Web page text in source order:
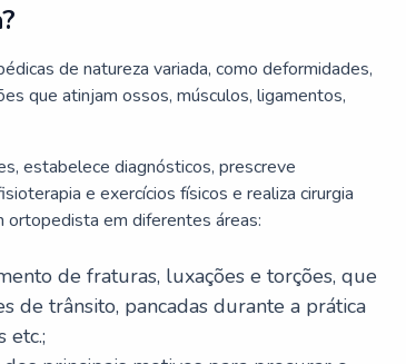
de natureza variada, como deformidades,
que atinjam ossos, músculos, ligamentos,
estabelece diagnósticos, prescreve
e exercícios físicos e realiza cirurgia
ortopedista em diferentes áreas:
de fraturas, luxações e torções, que
de trânsito, pancadas durante a prática
etc.;